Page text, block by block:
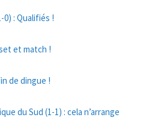
0) : Qualifiés !
et match !
de dingue !
du Sud (1-1) : cela n’arrange